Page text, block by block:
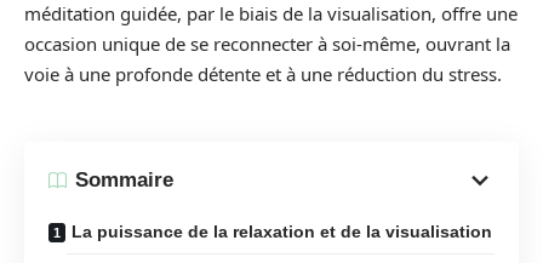
méditation guidée, par le biais de la visualisation, offre une
occasion unique de se reconnecter à soi-même, ouvrant la
voie à une profonde détente et à une réduction du stress.
Sommaire
La puissance de la relaxation et de la visualisation